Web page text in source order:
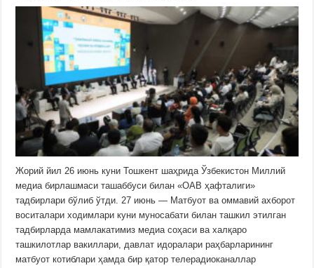
Жорий йил 26 июнь куни Тошкент шаҳрида Ўзбекистон Миллий
медиа бирлашмаси ташаббуси билан «ОАВ ҳафталиги»
тадбирлари бўлиб ўтди. 27 июнь — Матбуот ва оммавий ахборот
воситалари ходимлари куни муносабати билан ташкил этилган
тадбирларда мамлакатимиз медиа соҳаси ва халқаро
ташкилотлар вакиллари, давлат идоралари раҳбарларининг
матбуот котиблари ҳамда бир қатор телерадиоканаллар